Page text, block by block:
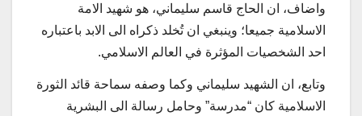
واضاف، ان الحاج قاسم سليماني، هو شهيد الامة
الاسلامية جميعا؛ وينبغي ان تُخلد ذكراه الى الابد باعتباره
احد الشخصيات المؤثرة في العالم الاسلامي.
وتابع، ان الشهيد سليماني وكما وصفه سماحة قائد الثورة
الاسلامية كان “مدرسة” وحامل رسالة الى البشرية